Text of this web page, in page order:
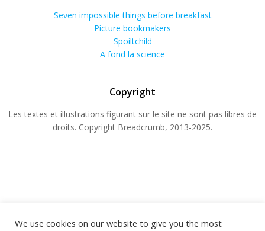
Seven impossible things before breakfast
Picture bookmakers
Spoiltchild
A fond la science
Copyright
Les textes et illustrations figurant sur le site ne sont pas libres de
droits. Copyright Breadcrumb, 2013-2025.
We use cookies on our website to give you the most